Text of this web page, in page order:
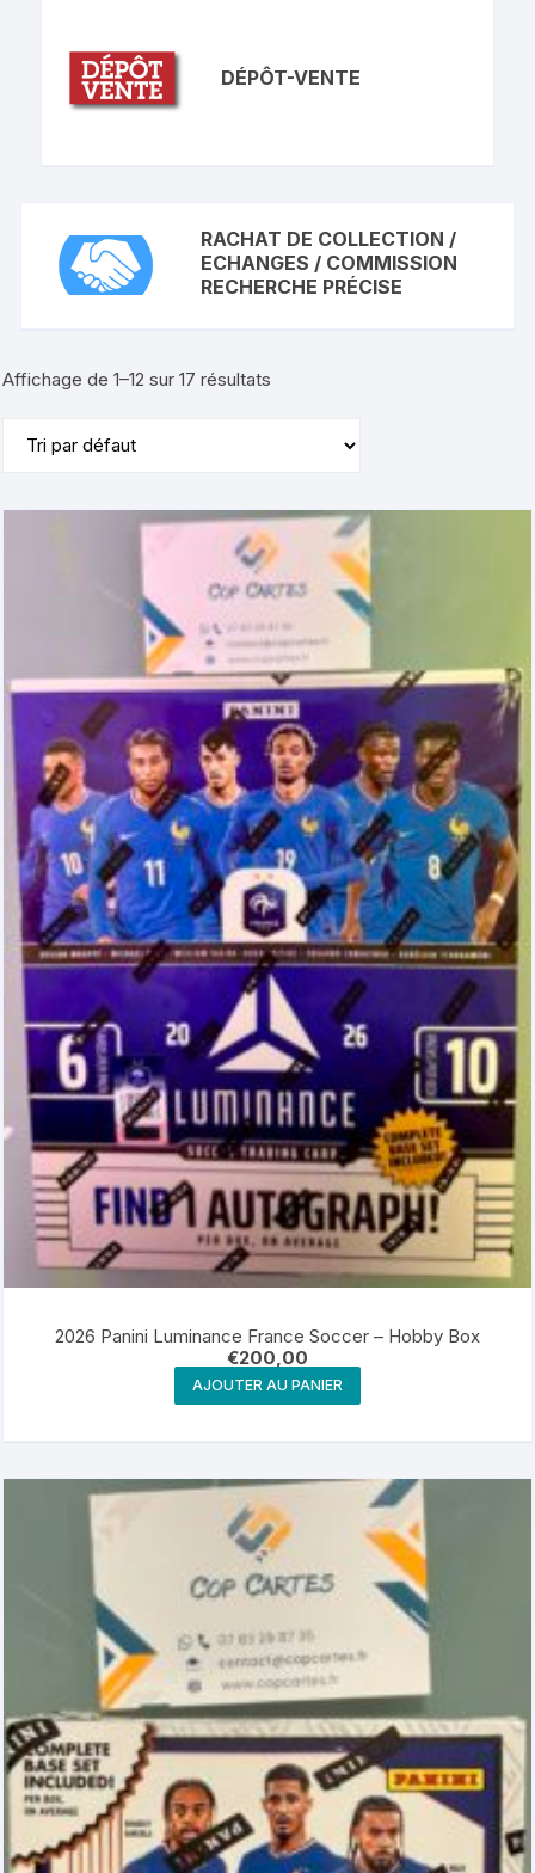
DÉPÔT-VENTE
RACHAT DE COLLECTION /
ECHANGES / COMMISSION
RECHERCHE PRÉCISE
Affichage de 1–12 sur 17 résultats
2026 Panini Luminance France Soccer – Hobby Box
€200,00
AJOUTER AU PANIER